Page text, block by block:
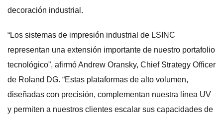
decoración industrial.
“Los sistemas de impresión industrial de LSINC
representan una extensión importante de nuestro portafolio
tecnológico”, afirmó Andrew Oransky, Chief Strategy Officer
de Roland DG. “Estas plataformas de alto volumen,
diseñadas con precisión, complementan nuestra línea UV
y permiten a nuestros clientes escalar sus capacidades de